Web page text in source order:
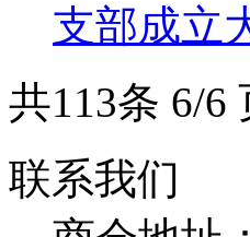
支部成立
共113条 6/6
联系我们